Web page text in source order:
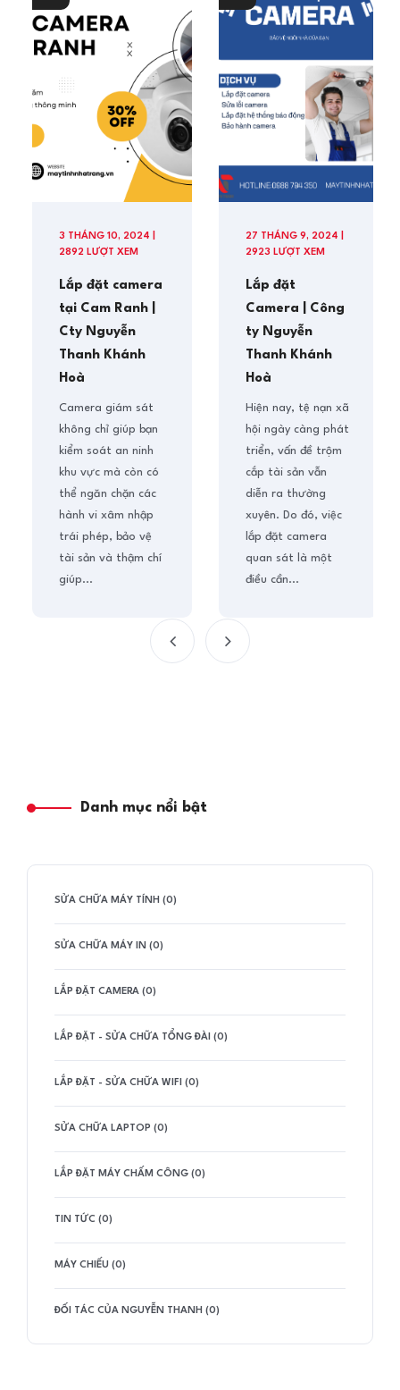
3 THÁNG 10, 2024 |
2892 LƯỢT XEM
Lắp đặt camera
tại Cam Ranh |
Cty Nguyễn
Thanh Khánh
Hoà
Camera giám sát
không chỉ giúp bạn
kiểm soát an ninh
khu vực mà còn có
thể ngăn chặn các
hành vi xâm nhập
trái phép, bảo vệ
tài sản và thậm chí
giúp...
27 THÁNG 9, 2024 |
2923 LƯỢT XEM
Lắp đặt
Camera | Công
ty Nguyễn
Thanh Khánh
Hoà
Hiện nay, tệ nạn xã
hội ngày càng phát
triển, vấn đề trộm
cắp tài sản vẫn
diễn ra thường
xuyên. Do đó, việc
lắp đặt camera
quan sát là một
điều cần...
Danh mục nổi bật
SỬA CHỮA MÁY TÍNH (0)
SỬA CHỮA MÁY IN (0)
LẮP ĐẶT CAMERA (0)
LẮP ĐẶT - SỬA CHỮA TỔNG ĐÀI (0)
LẮP ĐẶT - SỬA CHỮA WIFI (0)
SỬA CHỮA LAPTOP (0)
LẮP ĐẶT MÁY CHẤM CÔNG (0)
TIN TỨC (0)
MÁY CHIẾU (0)
ĐỐI TÁC CỦA NGUYỄN THANH (0)